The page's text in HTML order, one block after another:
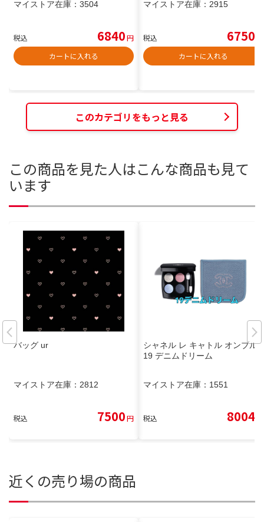
マイストア在庫： 3504
税込 6840円
カートに入れる
マイストア在庫： 2915
税込 6750
カートに入れる
このカテゴリをもっと見る
この商品を見た人はこんな商品も見て
います
バッグ ur
マイストア在庫： 2812
税込 7500円
シャネル レ キャトル オンブル
19 デニムドリーム
マイストア在庫： 1551
税込 8004
近くの売り場の商品